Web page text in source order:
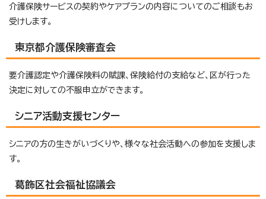
介護保険サービスの契約やケアプランの内容についてのご相談もお
受けします。
東京都介護保険審査会
要介護認定や介護保険料の賦課、保険給付の支給など、区が行った
決定に対しての不服申立ができます。
シニア活動支援センター
シニアの方の生きがいづくりや、様々な社会活動への参加を支援しま
す。
葛飾区社会福祉協議会